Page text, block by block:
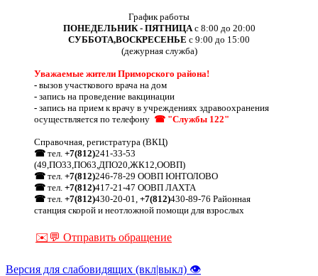
График работы
ПОНЕДЕЛЬНИК - ПЯТНИЦА с 8:00 до 20:00
СУББОТА,ВОСКРЕСЕНЬЕ с 9:00 до 15:00
(дежурная служба)
Уважаемые жители Приморского района!
- вызов участкового врача на дом
- запись на проведение вакцинации
- запись на прием к врачу в учреждениях здравоохранения
осуществляется по телефону ☎ "Службы 122"
Справочная, регистратура (ВКЦ)
☎ тел. +7(812)241-33-53
(49,ПО33,ПО63,ДПО20,ЖК12,ООВП)
☎ тел. +7(812)246-78-29 ООВП ЮНТОЛОВО
☎ тел. +7(812)417-21-47 ООВП ЛАХТА
☎ тел. +7(812)430-20-01, +7(812)430-89-76 Районная
станция скорой и неотложной помощи для взрослых
✉️💬 Отправить обращение
Версия для слабовидящих (вкл|выкл) 👁